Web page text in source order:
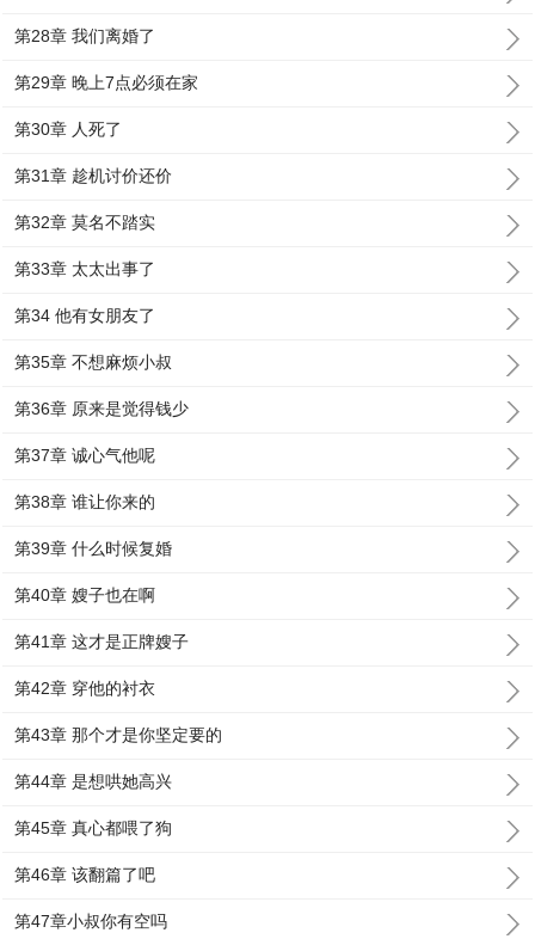
第28章 我们离婚了
第29章 晚上7点必须在家
第30章 人死了
第31章 趁机讨价还价
第32章 莫名不踏实
第33章 太太出事了
第34 他有女朋友了
第35章 不想麻烦小叔
第36章 原来是觉得钱少
第37章 诚心气他呢
第38章 谁让你来的
第39章 什么时候复婚
第40章 嫂子也在啊
第41章 这才是正牌嫂子
第42章 穿他的衬衣
第43章 那个才是你坚定要的
第44章 是想哄她高兴
第45章 真心都喂了狗
第46章 该翻篇了吧
第47章小叔你有空吗